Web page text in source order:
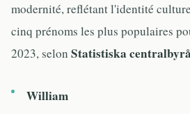
modernité, reflétant l'identité
cinq prénoms les plus populaires
2023, selon Statistiska
William